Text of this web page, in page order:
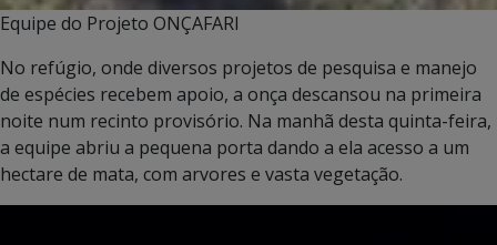
Equipe do Projeto ONÇAFARI
No refúgio, onde diversos projetos de pesquisa e manejo
de espécies recebem apoio, a onça descansou na primeira
noite num recinto provisório. Na manhã desta quinta-feira,
a equipe abriu a pequena porta dando a ela acesso a um
hectare de mata, com arvores e vasta vegetação.